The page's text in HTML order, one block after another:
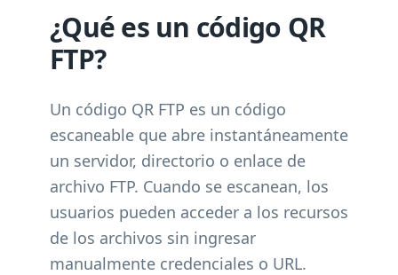
¿Qué es un código QR
FTP?
Un código QR FTP es un código
escaneable que abre instantáneamente
un servidor, directorio o enlace de
archivo FTP. Cuando se escanean, los
usuarios pueden acceder a los recursos
de los archivos sin ingresar
manualmente credenciales o URL.